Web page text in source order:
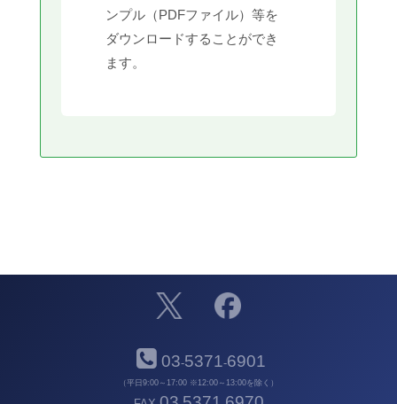
ンプル（PDFファイル）等を
ダウンロードすることができ
ます。
03-5371-6901
（平日9:00～17:00 ※12:00～13:00を除く）